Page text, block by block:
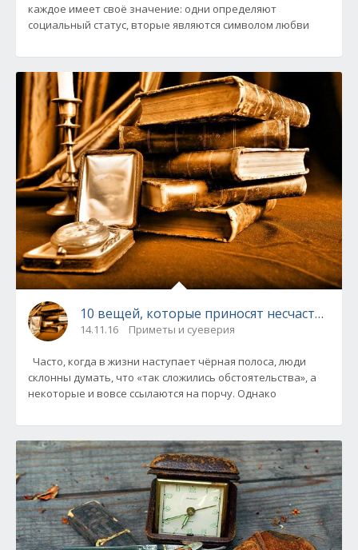
каждое имеет своё значение: одни определяют
социальный статус, вторые являются символом любви
10 вещей, которые приносят несчастье и
14.11.16 Приметы и суеверия
Часто, когда в жизни наступает чёрная полоса, люди
склонны думать, что «так сложились обстоятельства», а
некоторые и вовсе ссылаются на порчу. Однако